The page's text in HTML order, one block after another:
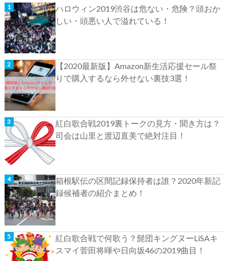
ハロウィン2019渋谷は危ない・危険？頭おか
しい・頭悪い人で溢れている！
【2020最新版】Amazon新生活応援セール祭
りで購入するなら外せない裏技3選！
紅白歌合戦2019裏トークの見方・聞き方は？
司会は山里と渡辺直美で絶対注目！
箱根駅伝の区間記録保持者は誰？2020年新記
録候補者の紹介まとめ！
紅白歌合戦で何歌う？髭団キングヌーLiSAキ
スマイ菅田将暉や日向坂46の2019曲目！